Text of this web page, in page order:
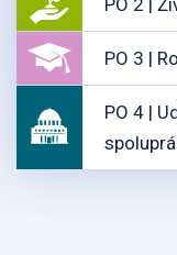
PO 2 |
PO 3 |
PO 4 |